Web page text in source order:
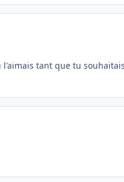
tant que tu